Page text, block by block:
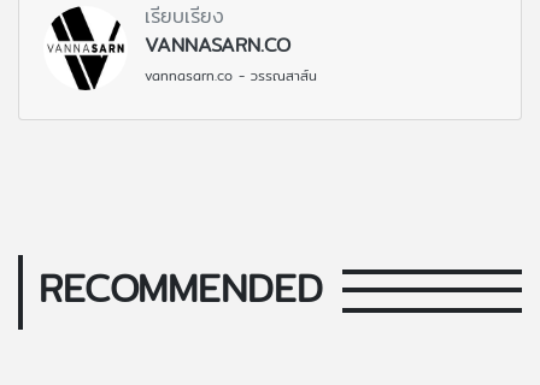
เรียบเรียง
VANNASARN.CO
vannasarn.co - วรรณสาส์น
RECOMMENDED